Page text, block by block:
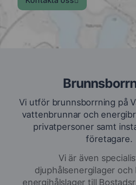
Vi utför brunnsborrning på
vattenbrunnar och
privatpersoner samt
företagare.
Vi är även
djuphålsenergilager och
energihålslager till